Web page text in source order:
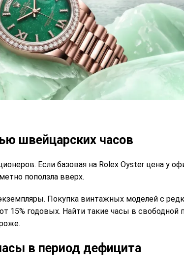
швейцарских часов
Если базовая на Rolex Oyster цена у
поползла вверх.
Покупка винтажных моделей с
15% годовых. Найти такие часы в
в период дефицита